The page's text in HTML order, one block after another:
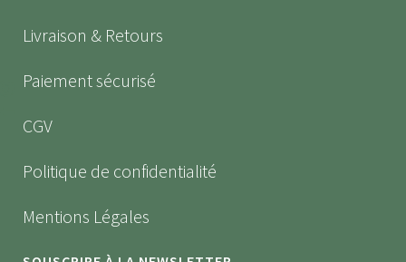
Livraison & Retours
Paiement sécurisé
CGV
Politique de confidentialité
Mentions Légales